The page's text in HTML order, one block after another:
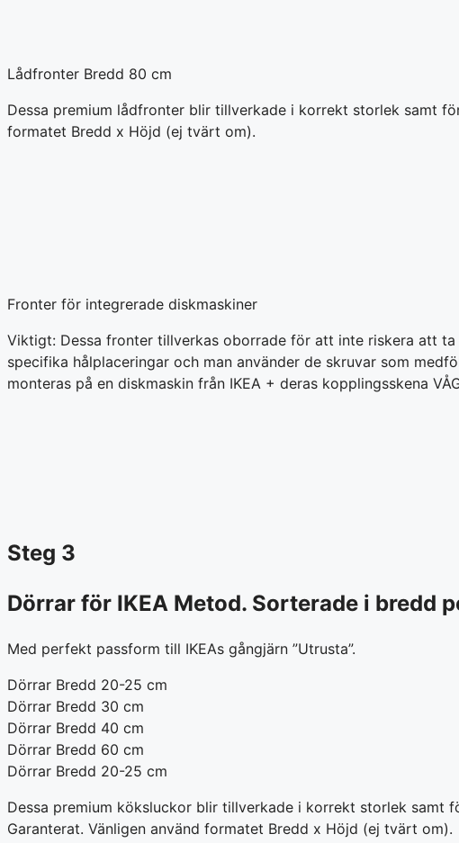
Lådfronter Bredd 80 cm
Dessa premium lådfronter blir tillverkade i korrekt storlek samt
formatet Bredd x Höjd (ej tvärt om).
Fronter för integrerade diskmaskiner
Viktigt: Dessa fronter tillverkas oborrade för att inte riskera att
specifika hålplaceringar och man använder de skruvar som
monteras på en diskmaskin från IKEA + deras kopplingsskena
Steg 3
Dörrar för IKEA Metod. Sorterade i bredd
Med perfekt passform till IKEAs gångjärn ”Utrusta”.
Dörrar Bredd 20-25 cm
Dörrar Bredd 30 cm
Dörrar Bredd 40 cm
Dörrar Bredd 60 cm
Dörrar Bredd 20-25 cm
Dessa premium köksluckor blir tillverkade i korrekt storlek samt
Garanterat. Vänligen använd formatet Bredd x Höjd (ej tvärt om).